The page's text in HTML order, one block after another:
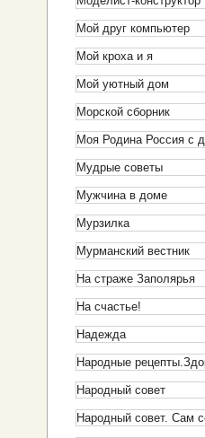
Мой друг компьютер
Мой кроха и я
Мой уютный дом
Морской сборник
Моя Родина Россия с
Мудрые советы
Мужчина в доме
Мурзилка
Мурманский вестник
На страже Заполярья
На счастье!
Надежда
Народные
Народный совет
Народный совет. Сам